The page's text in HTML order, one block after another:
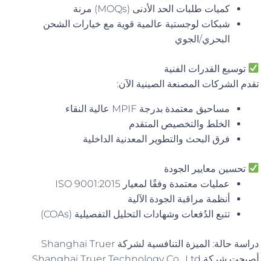
كميات طلبات الحد الأدنى (MOQs) مرنة
شبكات لوجستية عالمية قوية مع خيارات الشحن
البحري/الجوي
توسيع القدرات الفنية
تقدم الشركات المصنعة الصينية الآن:
مساحيق معتمدة بدرجة MPIF عالية النقاء
الخلط والتخصيص المتقدم
فرق البحث والتطوير المعدنية الداخلية
تحسين معايير الجودة
عمليات معتمدة وفقًا لمعيار ISO 9001:2015
أنظمة مراقبة الجودة الآلية
تتبع الدُفعات وشهادات التحليل التفصيلية (COAs)
دراسة حالة: الميزة التنافسية لشركة Shanghai Truer